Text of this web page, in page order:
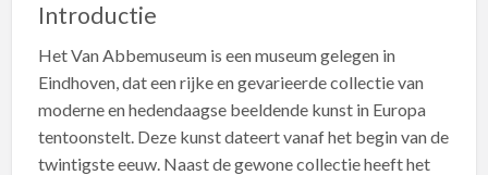
Introductie
Het Van Abbemuseum is een museum gelegen in
Eindhoven, dat een rijke en gevarieerde collectie van
moderne en hedendaagse beeldende kunst in Europa
tentoonstelt. Deze kunst dateert vanaf het begin van de
twintigste eeuw. Naast de gewone collectie heeft het